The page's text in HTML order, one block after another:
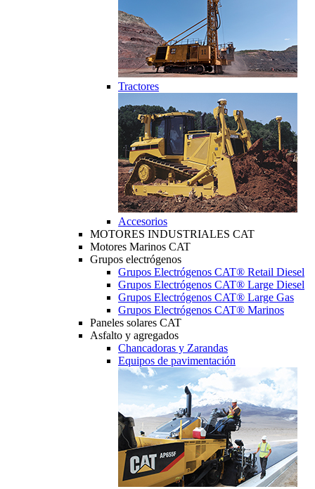
Tractores
Accesorios
MOTORES INDUSTRIALES CAT
Motores Marinos CAT
Grupos electrógenos
Grupos Electrógenos CAT® Retail Diesel
Grupos Electrógenos CAT® Large Diesel
Grupos Electrógenos CAT® Large Gas
Grupos Electrógenos CAT® Marinos
Paneles solares CAT
Asfalto y agregados
Chancadoras y Zarandas
Equipos de pavimentación